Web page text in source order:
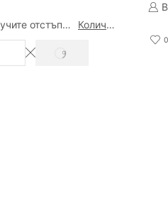
Използвайте промо кода си, за да получите отстъпка
Количка
SEARCH
0